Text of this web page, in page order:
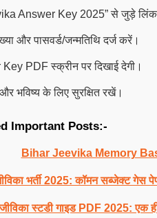
Answer Key 2025” से जुड़े
और पासवर्ड/जन्मतिथि दर्ज करें।
PDF स्क्रीन पर दिखाई देगी।
भविष्य के लिए सुरक्षित रखें।
Important Posts:-
Bihar Jeevika Memory
भर्ती 2025: कॉमन सब्जेक्ट गेस
जीविका स्टडी गाइड PDF 2025: